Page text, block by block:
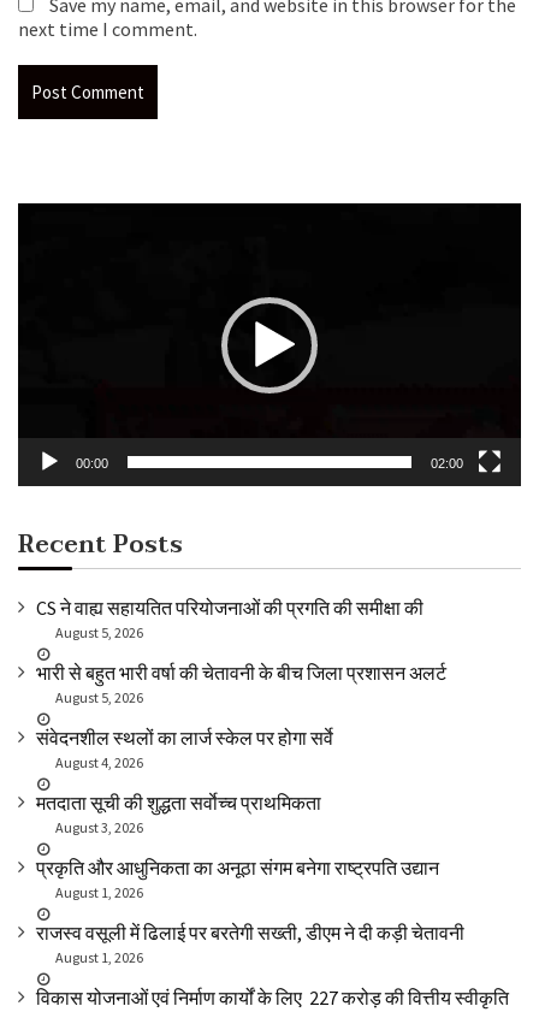
Save my name, email, and website in this browser for the
next time I comment.
00:00 02:00
Recent Posts
CS ने वाह्य सहायतित परियोजनाओं की प्रगति की समीक्षा की
August 5, 2026
भारी से बहुत भारी वर्षा की चेतावनी के बीच जिला प्रशासन अलर्ट
August 5, 2026
संवेदनशील स्थलों का लार्ज स्केल पर होगा सर्वे
August 4, 2026
मतदाता सूची की शुद्धता सर्वाेच्च प्राथमिकता
August 3, 2026
प्रकृति और आधुनिकता का अनूठा संगम बनेगा राष्ट्रपति उद्यान
August 1, 2026
राजस्व वसूली में ढिलाई पर बरतेगी सख्ती, डीएम ने दी कड़ी चेतावनी
August 1, 2026
विकास योजनाओं एवं निर्माण कार्यों के लिए ₹ 227 करोड़ की वित्तीय स्वीकृति